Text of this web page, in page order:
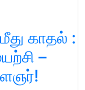
காதல் :
–